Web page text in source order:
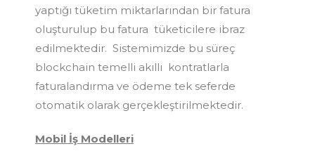
yaptığı tüketim miktarlarından bir fatura
oluşturulup bu fatura tüketicilere ibraz
edilmektedir. Sistemimizde bu süreç
blockchain temelli akıllı kontratlarla
faturalandırma ve ödeme tek seferde
otomatik olarak gerçekleştirilmektedir.
Mobil İş Modelleri